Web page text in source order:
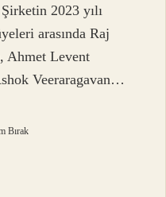
2023 yılı
arasında Raj
Ahmet Levent
Veeraragavan…
Bırak